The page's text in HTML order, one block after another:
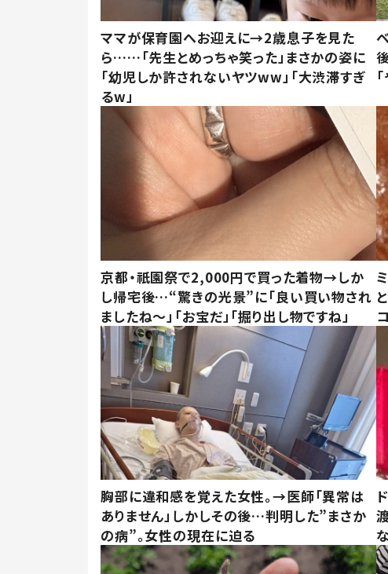
ママが保育園へお迎えに→2歳息子を見た
ら……「先生とめっちゃ笑った」まさかの姿に
「幼児しか許されないヤツww」「大渋滞すぎ
るw」
京都・祇園祭で2,000円で買った着物→しか
し帰宅後…“驚きの光景”に「良い買い物され
ましたね～」「お宝だ」「掘り出し物ですね」
胸部に違和感を覚えた女性。→医師「異常は
ありません」しかしその後…判明した”まさか
の病”。女性の現在に迫る